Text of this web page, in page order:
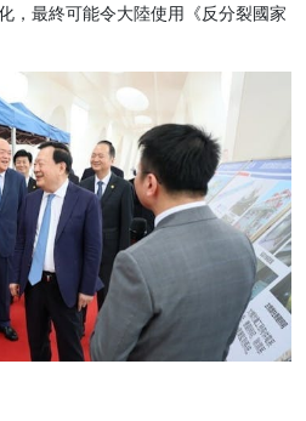
，最終可能令大陸使用《反分裂國家